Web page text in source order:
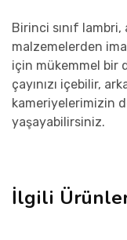
Birinci sınıf
malzemelerden
için mükemmel bir
çayınızı içebilir,
kameriyelerimizin
yaşayabilirsiniz.
İlgili